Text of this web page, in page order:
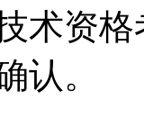
术资
认。